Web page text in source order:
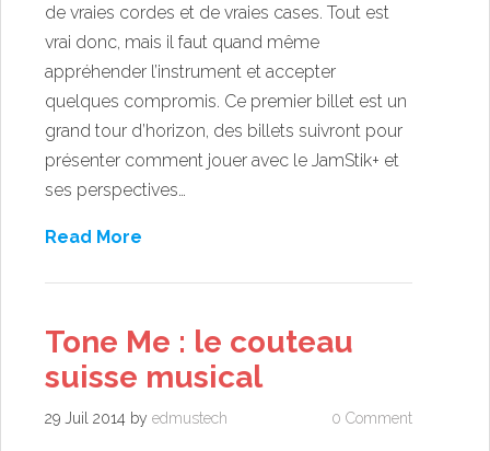
de vraies cordes et de vraies cases. Tout est
vrai donc, mais il faut quand même
appréhender l’instrument et accepter
quelques compromis. Ce premier billet est un
grand tour d’horizon, des billets suivront pour
présenter comment jouer avec le JamStik+ et
ses perspectives…
Read More
Tone Me : le couteau
suisse musical
29 Juil 2014 by edmustech 0 Comment